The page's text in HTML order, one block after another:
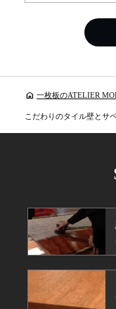
home 一枚板のATELIER
こだわりのタイル壁とサ